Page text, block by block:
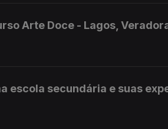
Arte Doce - Lagos,
escola secundária e suas